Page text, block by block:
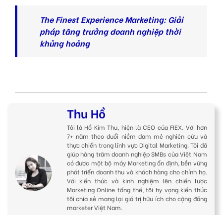
The Finest Experience Marketing: Giải
pháp tăng trưởng doanh nghiệp thời
khủng hoảng
Thu Hồ
Tôi là Hồ Kim Thu, hiện là CEO của FIEX. Với hơn
7+ năm theo đuổi niềm đam mê nghiên cứu và
thực chiến trong lĩnh vực Digital Marketing. Tôi đã
giúp hàng trăm doanh nghiệp SMBs của Việt Nam
có được một bộ máy Marketing ổn định, bền vững
phát triển doanh thu và khách hàng cho chính họ.
Với kiến thức và kinh nghiệm lên chiến lược
Marketing Online tổng thể, tôi hy vọng kiến thức
tôi chia sẻ mang lại giá trị hữu ích cho cộng đồng
marketer Việt Nam.